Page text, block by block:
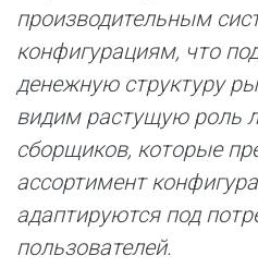
производительным
конфигурациям, что
денежную структуру
видим растущую роль
сборщиков, которые
ассортимент
адаптируются под
пользователей.